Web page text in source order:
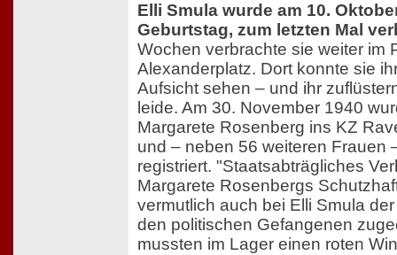
Elli Smula wurde am 10.
Geburtstag, zum letzten Mal
Wochen verbrachte sie weiter im
Alexanderplatz. Dort konnte sie
Aufsicht sehen – und ihr
leide. Am 30. November 1940
Margarete Rosenberg ins KZ
und – neben 56 weiteren Frauen
registriert. "Staatsabträgliches
Margarete Rosenbergs
vermutlich auch bei Elli Smula
den politischen Gefangenen
mussten im Lager einen roten